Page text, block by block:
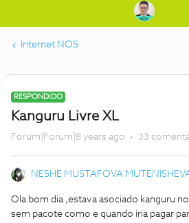
Internet NOS
RESPONDIDO
Kanguru Livre XL
Forum|Forum|8 years ago 33
NESHE MUSTAFOVA
Ola bom dia ,estava asociado kanguru
sem pacote como e quando iria pagar